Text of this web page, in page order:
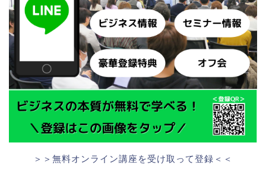
＞＞無料オンライン講座を受け取って登録＜＜